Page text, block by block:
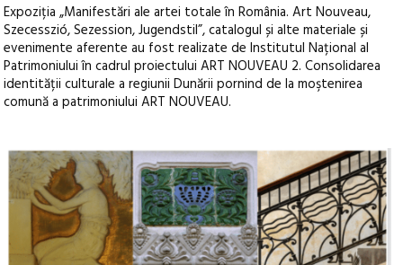
Expoziția „Manifestări ale artei totale în România. Art Nouveau,
Szecesszió, Sezession, Jugendstil”, catalogul și alte materiale și
evenimente aferente au fost realizate de Institutul Național al
Patrimoniului în cadrul proiectului ART NOUVEAU 2. Consolidarea
identității culturale a regiunii Dunării pornind de la moştenirea
comună a patrimoniului ART NOUVEAU.